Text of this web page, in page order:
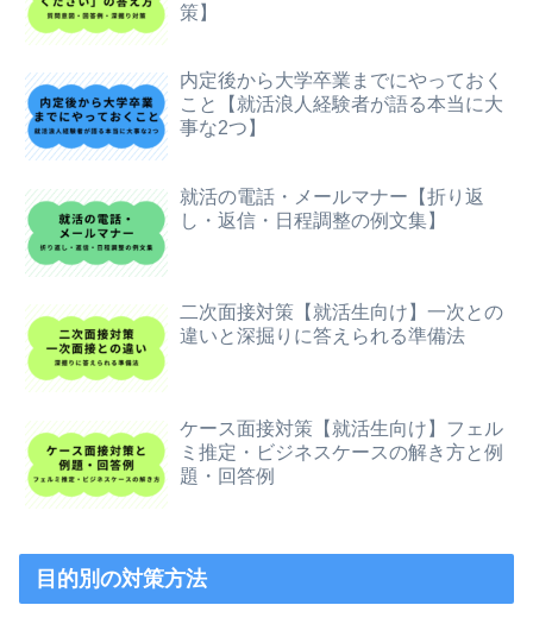
策】
内定後から大学卒業までにやっておく
こと【就活浪人経験者が語る本当に大
事な2つ】
就活の電話・メールマナー【折り返
し・返信・日程調整の例文集】
二次面接対策【就活生向け】一次との
違いと深掘りに答えられる準備法
ケース面接対策【就活生向け】フェル
ミ推定・ビジネスケースの解き方と例
題・回答例
目的別の対策方法